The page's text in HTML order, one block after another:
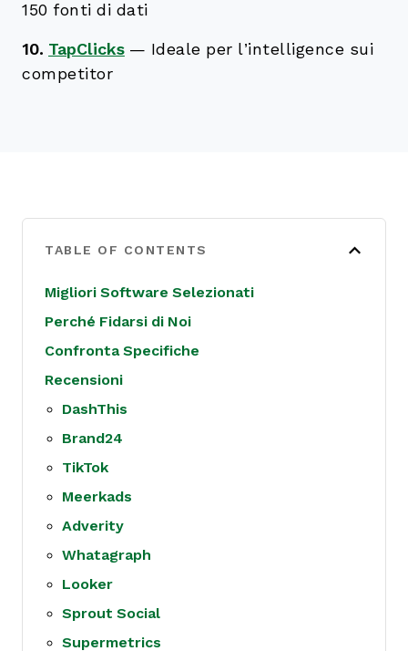
150 fonti di dati
10. TapClicks — Ideale per l’intelligence sui
competitor
TABLE OF CONTENTS
Migliori Software Selezionati
Perché Fidarsi di Noi
Confronta Specifiche
Recensioni
DashThis
Brand24
TikTok
Meerkads
Adverity
Whatagraph
Looker
Sprout Social
Supermetrics